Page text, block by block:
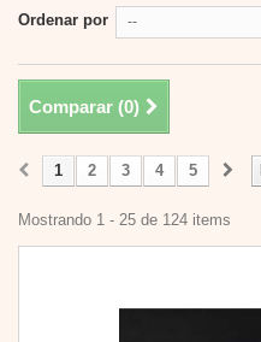
Ordenar por --
Comparar (0)
1 2 3 4 5
Mostrando 1 - 25 de 124 items